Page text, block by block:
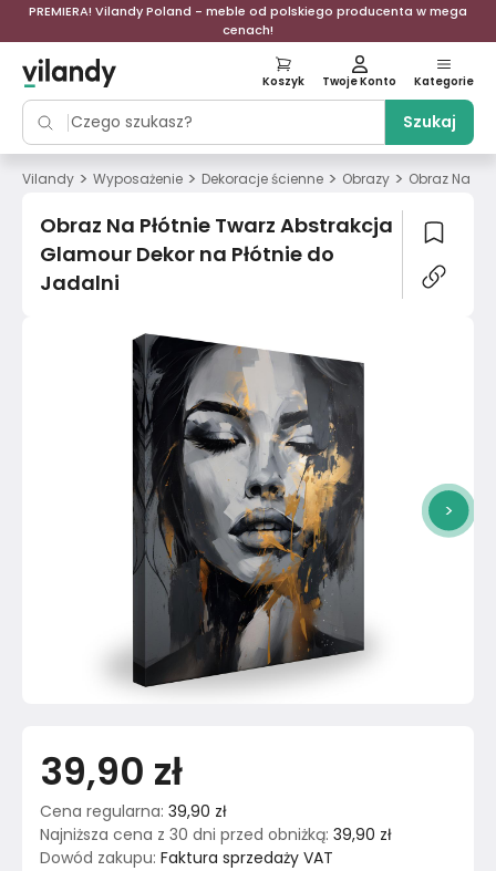
PREMIERA! Vilandy Poland - meble od polskiego producenta w mega
cenach!
Szukaj
Koszyk Twoje Konto Kategorie
Vilandy > Wyposażenie > Dekoracje ścienne > Obrazy > Obraz Na
Obraz Na Płótnie Twarz Abstrakcja
Glamour Dekor na Płótnie do
Jadalni
>
39,90 zł
Cena regularna: 39,90 zł
Najniższa cena z 30 dni przed obniżką: 39,90 zł
Dowód zakupu: Faktura sprzedaży VAT